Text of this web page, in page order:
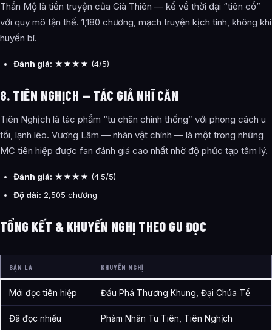
Thần Mộ là tiền truyện của Già Thiên — kể về thời đại “tiên cổ”
với quy mô tận thế. 1,180 chương, mạch truyện kịch tính, không khí
huyền bí.
Đánh giá: ★★★★ (4/5)
8. TIÊN NGHỊCH — TÁC GIẢ NHĨ CĂN
Tiên Nghịch là tác phẩm “tu chân chính thống” với phong cách u
tối, lạnh lẽo. Vương Lâm — nhân vật chính — là một trong những
MC tiên hiệp được fan đánh giá cao nhất nhờ độ phức tạp tâm lý.
Đánh giá: ★★★★ (4.5/5)
Độ dài: 2,505 chương
TỔNG KẾT & KHUYẾN NGHỊ THEO GU ĐỌC
BẠN LÀ KHUYẾN NGHỊ
Mới đọc tiên hiệp Đấu Phá Thương Khung, Đại Chúa Tể
Đã đọc nhiều Phàm Nhân Tu Tiên, Tiên Nghịch